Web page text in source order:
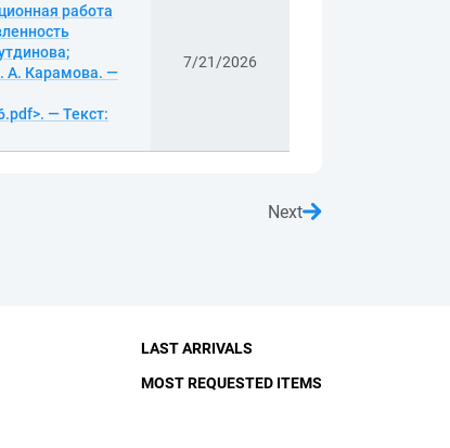
работа
А. Карамова. —
— Текст:
7/21/2026
Next
LAST ARRIVALS
MOST REQUESTED ITEMS